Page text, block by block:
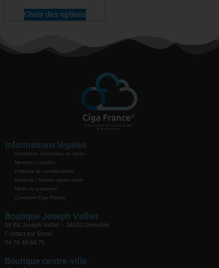
Choix des options
Informations légales
Conditions Générales de vente
Mentions Légales
Politique de confidentialité
Garantie / Service après vente
Mode de paiement
Contacter Ciga France
Boutique Joseph Vallier
58 Bd Joseph Vallier – 38100 Grenoble
Contact par Email
04 76 48 68 75
Boutique centre-ville